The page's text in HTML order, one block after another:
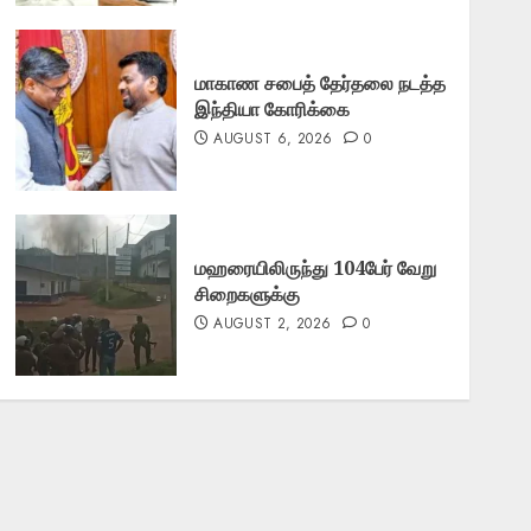
மாகாண சபைத் தேர்தலை நடத்த
இந்தியா கோரிக்கை
AUGUST 6, 2026 0
மஹரையிலிருந்து 104பேர் வேறு
சிறைகளுக்கு
AUGUST 2, 2026 0